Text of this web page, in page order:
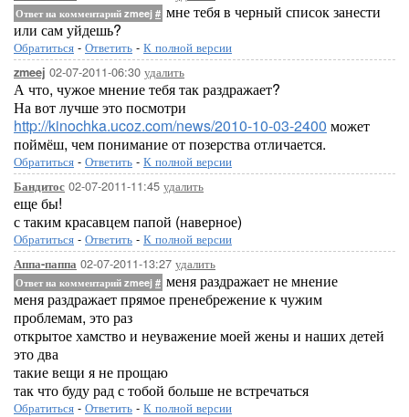
Ответ на комментарий zmeej # мне тебя в черный список занести
или сам уйдешь?
Обратиться - Ответить - К полной версии
zmeej 02-07-2011-06:30 удалить
А что, чужое мнение тебя так раздражает?
На вот лучше это посмотри
http://kinochka.ucoz.com/news/2010-10-03-2400 может
поймёш, чем понимание от позерства отличается.
Обратиться - Ответить - К полной версии
Бандитос 02-07-2011-11:45 удалить
еще бы!
с таким красавцем папой (наверное)
Обратиться - Ответить - К полной версии
Аппа-паппа 02-07-2011-13:27 удалить
Ответ на комментарий zmeej # меня раздражает не мнение
меня раздражает прямое пренебрежение к чужим
проблемам, это раз
открытое хамство и неуважение моей жены и наших детей
это два
такие вещи я не прощаю
так что буду рад с тобой больше не встречаться
Обратиться - Ответить - К полной версии